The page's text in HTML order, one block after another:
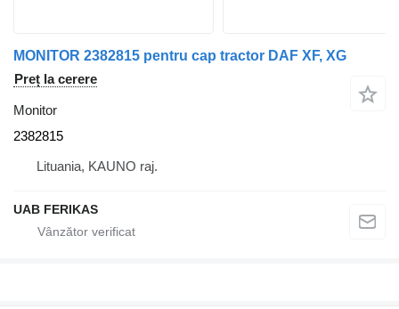
MONITOR 2382815 pentru cap tractor DAF XF, XG
Preț la cerere
Monitor
2382815
Lituania, KAUNO raj.
UAB FERIKAS